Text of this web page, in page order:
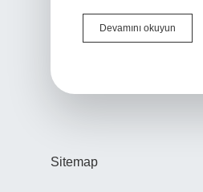
Devamını okuyun
Balığı
Sitemap